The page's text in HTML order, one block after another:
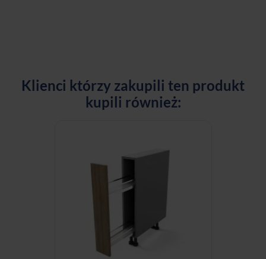
Klienci którzy zakupili ten produkt
kupili również: